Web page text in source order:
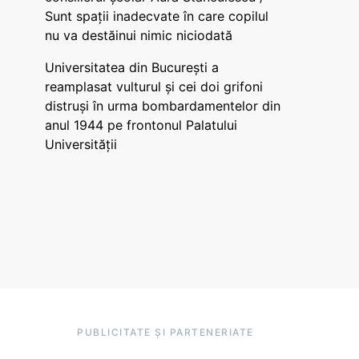
Sunt spații inadecvate în care copilul
nu va destăinui nimic niciodată
Universitatea din București a
reamplasat vulturul și cei doi grifoni
distruși în urma bombardamentelor din
anul 1944 pe frontonul Palatului
Universității
PUBLICITATE ȘI PARTENERIATE